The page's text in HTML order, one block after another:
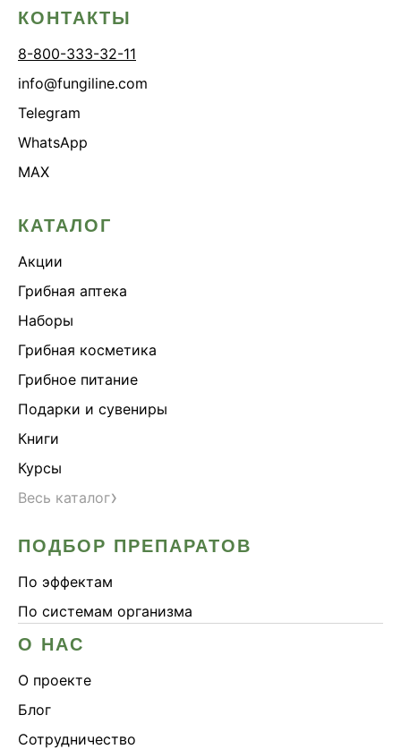
КОНТАКТЫ
8-800-333-32-11
info@fungiline.com
Telegram
WhatsApp
MAX
КАТАЛОГ
Акции
Грибная аптека
Наборы
Грибная косметика
Грибное питание
Подарки и сувениры
Книги
Курсы
Весь каталог›
ПОДБОР ПРЕПАРАТОВ
По эффектам
По системам организма
О НАС
О проекте
Блог
Сотрудничество